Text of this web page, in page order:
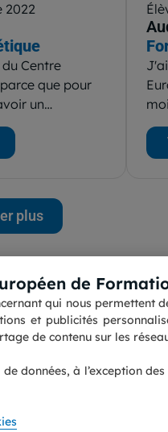
2022
Centre
que pour
un…
plus
Accessibilité :
Informations légales
Personnaliser mes cookies
Plan du site
de
qui nous permettent
et publicités
de contenu sur les
données, à l’exception